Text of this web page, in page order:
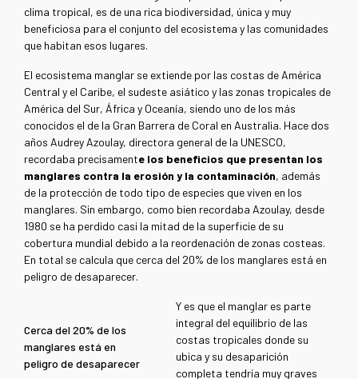
clima tropical, es de una rica biodiversidad, única y muy
beneficiosa para el conjunto del ecosistema y las comunidades
que habitan esos lugares.
El ecosistema manglar se extiende por las costas de América
Central y el Caribe, el sudeste asiático y las zonas tropicales de
América del Sur, África y Oceanía, siendo uno de los más
conocidos el de la Gran Barrera de Coral en Australia. Hace dos
años Audrey Azoulay, directora general de la UNESCO,
recordaba precisamente los beneficios que presentan los
manglares contra la erosión y la contaminación, además
de la protección de todo tipo de especies que viven en los
manglares. Sin embargo, como bien recordaba Azoulay, desde
1980 se ha perdido casi la mitad de la superficie de su
cobertura mundial debido a la reordenación de zonas costeas.
En total se calcula que cerca del 20% de los manglares está en
peligro de desaparecer.
Cerca del 20% de los
manglares está en
peligro de desaparecer
Y es que el manglar es parte
integral del equilibrio de las
costas tropicales donde su
ubica y su desaparición
completa tendría muy graves